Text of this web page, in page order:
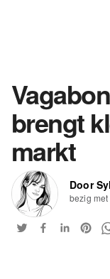
brengt
markt
Door
bezig met